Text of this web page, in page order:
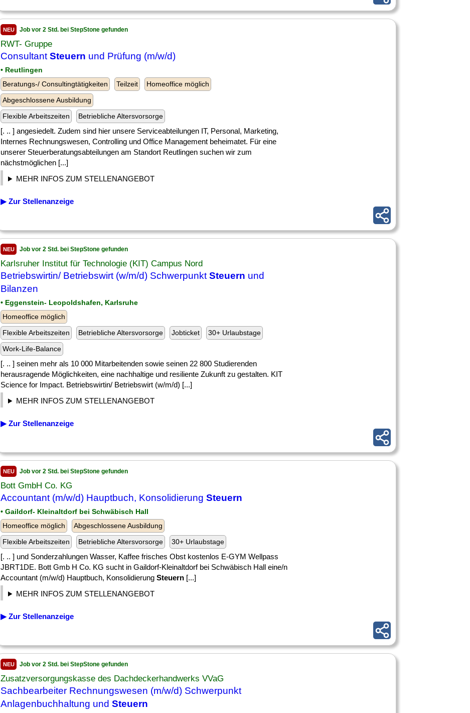
NEU Job vor 2 Std. bei StepStone gefunden
RWT- Gruppe
Consultant Steuern und Prüfung (m/w/d)
• Reutlingen
Beratungs-/ Consultingtätigkeiten
Teilzeit
Homeoffice möglich
Abgeschlossene Ausbildung
Flexible Arbeitszeiten
Betriebliche Altersvorsorge
[. .. ] angesiedelt. Zudem sind hier unsere Serviceabteilungen IT, Personal, Marketing,
Internes Rechnungswesen, Controlling und Office Management beheimatet. Für eine
unserer Steuerberatungsabteilungen am Standort Reutlingen suchen wir zum
nächstmöglichen [...]
MEHR INFOS ZUM STELLENANGEBOT
▶ Zur Stellenanzeige
NEU Job vor 2 Std. bei StepStone gefunden
Karlsruher Institut für Technologie (KIT) Campus Nord
Betriebswirtin/ Betriebswirt (w/m/d) Schwerpunkt Steuern und
Bilanzen
• Eggenstein- Leopoldshafen, Karlsruhe
Homeoffice möglich
Flexible Arbeitszeiten
Betriebliche Altersvorsorge Jobticket
30+ Urlaubstage
Work-Life-Balance
[. .. ] seinen mehr als 10 000 Mitarbeitenden sowie seinen 22 800 Studierenden
herausragende Möglichkeiten, eine nachhaltige und resiliente Zukunft zu gestalten. KIT
Science for Impact. Betriebswirtin/ Betriebswirt (w/m/d) [...]
MEHR INFOS ZUM STELLENANGEBOT
▶ Zur Stellenanzeige
NEU Job vor 2 Std. bei StepStone gefunden
Bott GmbH Co. KG
Accountant (m/w/d) Hauptbuch, Konsolidierung Steuern
• Gaildorf- Kleinaltdorf bei Schwäbisch Hall
Homeoffice möglich
Abgeschlossene Ausbildung
Flexible Arbeitszeiten
Betriebliche Altersvorsorge 30+ Urlaubstage
[. .. ] und Sonderzahlungen Wasser, Kaffee frisches Obst kostenlos E-GYM Wellpass
JBRT1DE. Bott Gmb H Co. KG sucht in Gaildorf-Kleinaltdorf bei Schwäbisch Hall eine/n
Accountant (m/w/d) Hauptbuch, Konsolidierung Steuern [...]
MEHR INFOS ZUM STELLENANGEBOT
▶ Zur Stellenanzeige
NEU Job vor 2 Std. bei StepStone gefunden
Zusatzversorgungskasse des Dachdeckerhandwerks VVaG
Sachbearbeiter Rechnungswesen (m/w/d) Schwerpunkt
Anlagenbuchhaltung und Steuern